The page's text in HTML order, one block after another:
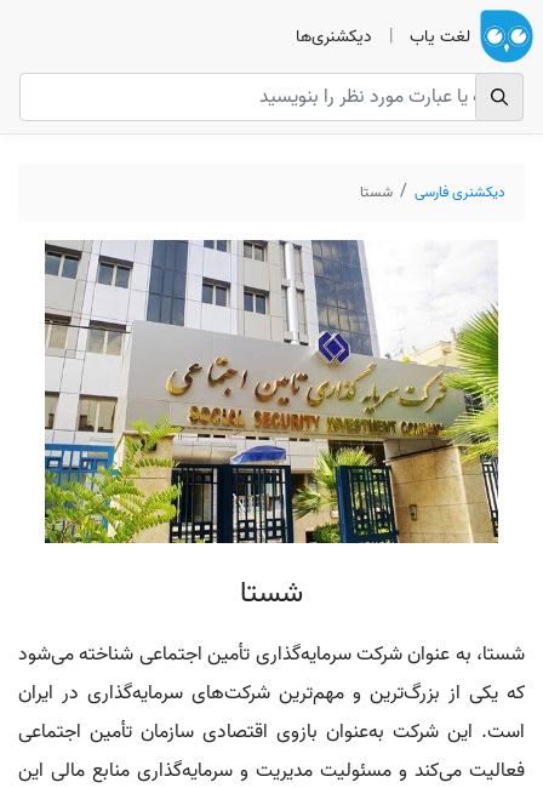
لغت یاب | دیکشنری‌ها
دیکشنری فارسی شستا
شستا
شستا، به عنوان شرکت سرمایه‌گذاری تأمین اجتماعی شناخته می‌شود
که یکی از بزرگ‌ترین و مهم‌ترین شرکت‌های سرمایه‌گذاری در ایران
است. این شرکت به‌عنوان بازوی اقتصادی سازمان تأمین اجتماعی
فعالیت می‌کند و مسئولیت مدیریت و سرمایه‌گذاری منابع مالی این